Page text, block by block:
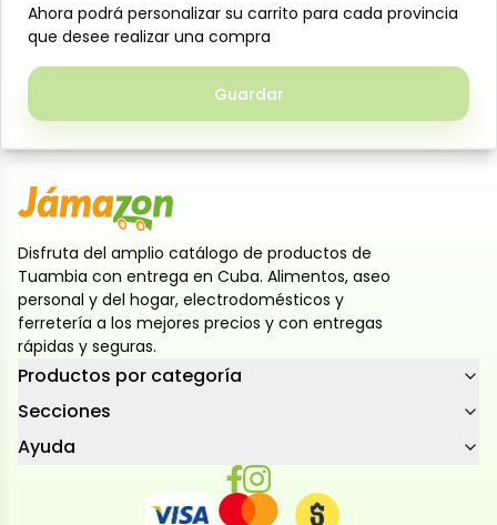
combina el sabor natural del tomate con el toque
suave y aromático de los champiñones. Ideal para
preparar salsas, guisos, pastas o cualquier receta
que requiera un sabor intenso y delicioso, aportando
practicidad y frescura a tu cocina
Disfruta del amplio catálogo de productos de
Tuambia con entrega en Cuba. Alimentos, aseo
personal y del hogar, electrodomésticos y
ferretería a los mejores precios y con entregas
rápidas y seguras.
Productos por categoría
Secciones
Ayuda
Ahora podrá personalizar su carrito para cada provincia
que desee realizar una compra
Guardar
Ahora podrá personalizar su carrito para cada provincia
que desee realizar una compra
Guardar